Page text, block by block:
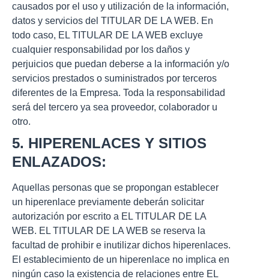
causados por el uso y utilización de la información,
datos y servicios del TITULAR DE LA WEB. En
todo caso, EL TITULAR DE LA WEB excluye
cualquier responsabilidad por los daños y
perjuicios que puedan deberse a la información y/o
servicios prestados o suministrados por terceros
diferentes de la Empresa. Toda la responsabilidad
será del tercero ya sea proveedor, colaborador u
otro.
5. HIPERENLACES Y SITIOS
ENLAZADOS:
Aquellas personas que se propongan establecer
un hiperenlace previamente deberán solicitar
autorización por escrito a EL TITULAR DE LA
WEB. EL TITULAR DE LA WEB se reserva la
facultad de prohibir e inutilizar dichos hiperenlaces.
El establecimiento de un hiperenlace no implica en
ningún caso la existencia de relaciones entre EL